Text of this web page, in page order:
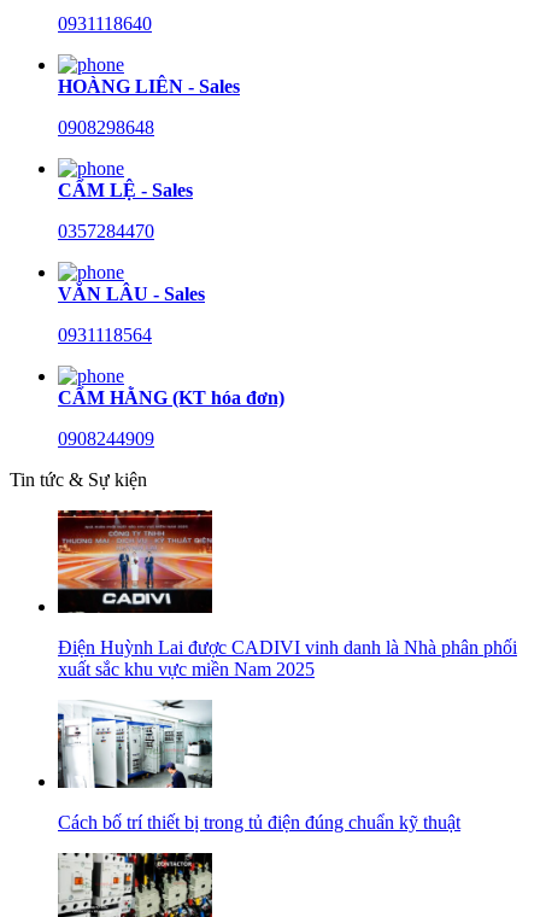
0931118640
HOÀNG LIÊN - Sales
0908298648
CẨM LỆ - Sales
0357284470
VĂN LÂU - Sales
0931118564
CẨM HẰNG (KT hóa đơn)
0908244909
Tin tức & Sự kiện
Điện Huỳnh Lai được CADIVI vinh danh là Nhà phân phối
xuất sắc khu vực miền Nam 2025
Cách bố trí thiết bị trong tủ điện đúng chuẩn kỹ thuật